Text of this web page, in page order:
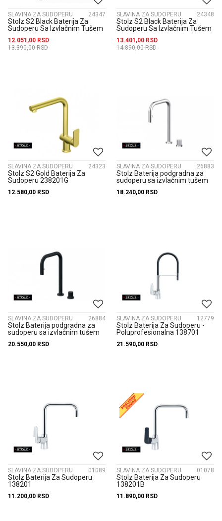
SLAVINA ZA SUDOPERU 24347
Stolz S2 Black Baterija Za
Sudoperu Sa Izvlačnim Tušem
12.051,00 RSD
13.390,00RSD
SLAVINA ZA SUDOPERU 24348
Stolz S2 Black Baterija Za
Sudoperu Sa Izvlačnim Tušem
13.401,00 RSD
14.890,00RSD
SLAVINA ZA SUDOPERU 24323
Stolz S2 Gold Baterija Za
Sudoperu 238201G
12.580,00 RSD
SLAVINA ZA SUDOPERU 26883
Stolz Baterija podgradna za
sudoperu sa izvlačnim tušem
18.240,00 RSD
SLAVINA ZA SUDOPERU 26884
Stolz Baterija podgradna za
sudoperu sa izvlačnim tušem
20.550,00 RSD
SLAVINA ZA SUDOPERU 12779
Stolz Baterija Za Sudoperu -
Poluprofesionalna 138701
21.590,00 RSD
SLAVINA ZA SUDOPERU 01089
Stolz Baterija Za Sudoperu
138201
11.200,00 RSD
SLAVINA ZA SUDOPERU 01078
Stolz Baterija Za Sudoperu
138201B
11.890,00 RSD